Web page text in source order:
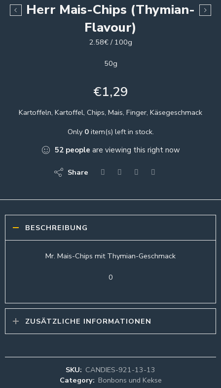
Herr Mais-Chips (Thymian-
Flavour)
2.58€ / 100g
50g
€1,29
Kartoffeln, Kartoffel, Chips, Mais, Finger, Käsegeschmack
Only 0item(s) left in stock.
52 people are viewing this right now
Share
BESCHREIBUNG
Mr. Mais-Chips mit Thymian-Geschmack
0
ZUSÄTZLICHE INFORMATIONEN
SKU: CANDIES-921-13-13
Category: Bonbons und Kekse